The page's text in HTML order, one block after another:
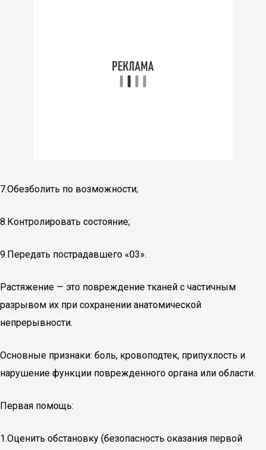
7.Обезболить по возможности;
8.Контролировать состояние;
9.Передать пострадавшего «03».
Растяжение — это повреждение тканей с частичным
разрывом их при сохранении анатомической
непрерывности.
Основные признаки: боль, кровоподтек, припухлость и
нарушение функции поврежденного органа или области.
Первая помощь:
1.Оценить обстановку (безопасность оказания первой